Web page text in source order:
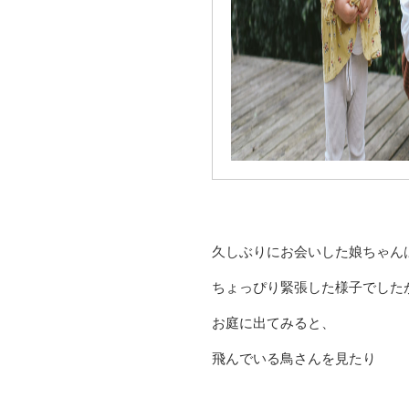
久しぶりにお会いした娘ちゃん
ちょっぴり緊張した様子でした
お庭に出てみると、
飛んでいる鳥さんを見たり